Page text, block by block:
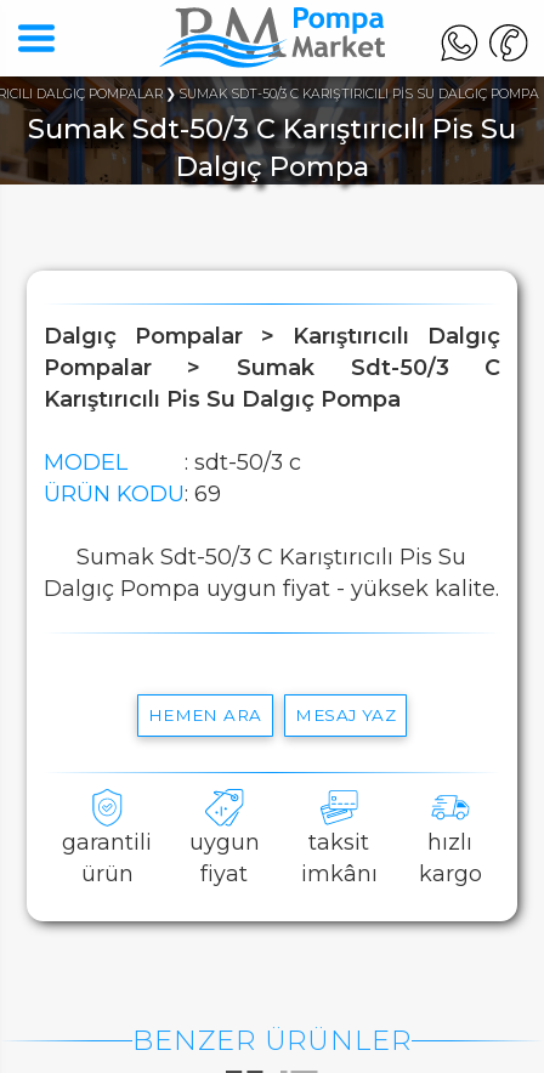
DALGIÇ POMPALAR SUMAK SDT-50/3 C KARIŞTIRICILI PİS SU DALGIÇ POMPA
Sumak Sdt-50/3 C Karıştırıcılı Pis Su
Dalgıç Pompa
Dalgıç Pompalar > Karıştırıcılı Dalgıç
Pompalar > Sumak Sdt-50/3 C
Karıştırıcılı Pis Su Dalgıç Pompa
MODEL
: sdt-50/3 c
ÜRÜN KODU: 69
Sumak Sdt-50/3 C Karıştırıcılı Pis Su
Dalgıç Pompa uygun fiyat - yüksek kalite.
HEMEN ARA MESAJ YAZ
garantili
ürün
uygun
fiyat
taksit
imkânı
hızlı
kargo
BENZER ÜRÜNLER